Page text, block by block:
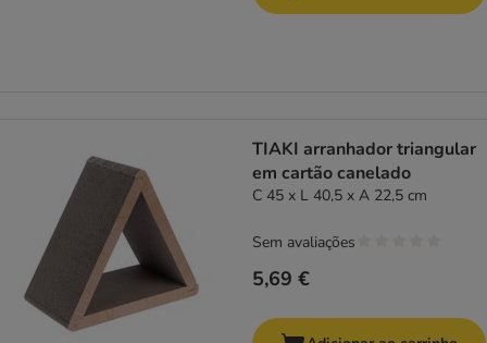
TIAKI arranhador triangular
em cartão canelado
C 45 x L 40,5 x A 22,5 cm
5,69 €
Sem avaliações